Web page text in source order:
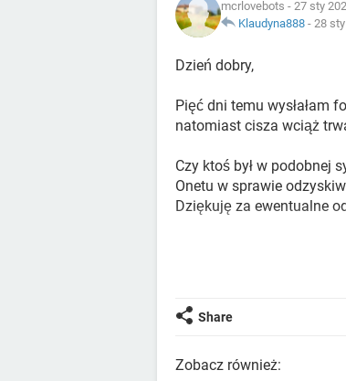
mcrlovebots - 27 sty
Klaudyna888 - 28
Dzień dobry,
Pięć dni temu wysłałam
natomiast cisza wciąż
Czy ktoś był w podobnej
Onetu w sprawie
Dziękuję za ewentualne
Share
Zobacz również: